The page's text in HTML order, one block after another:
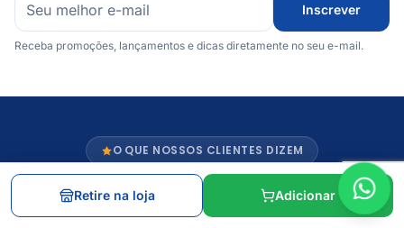
Inscrever
Receba promoções, lançamentos e dicas diretamente no seu e-mail.
O QUE NOSSOS CLIENTES DIZEM
Nota 5 de 5 estrelas Nota 5 de 5
Retire na loja Adicionar